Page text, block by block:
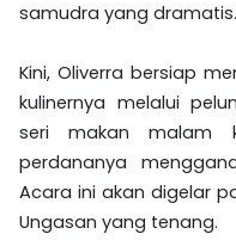
samudra yang dramatis.
Kini, Oliverra bersiap
kulinernya melalui
seri makan malam
perdananya
Acara ini akan digelar
Ungasan yang tenang.